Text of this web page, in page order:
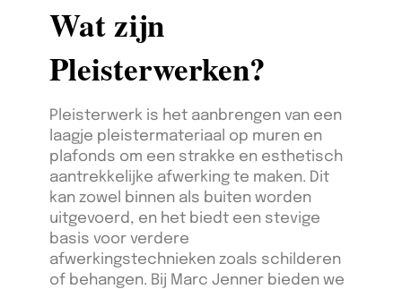
Wat zijn
Pleisterwerken?
Pleisterwerk is het aanbrengen van een
laagje pleistermateriaal op muren en
plafonds om een strakke en esthetisch
aantrekkelijke afwerking te maken. Dit
kan zowel binnen als buiten worden
uitgevoerd, en het biedt een stevige
basis voor verdere
afwerkingstechnieken zoals schilderen
of behangen. Bij Marc Jenner bieden we